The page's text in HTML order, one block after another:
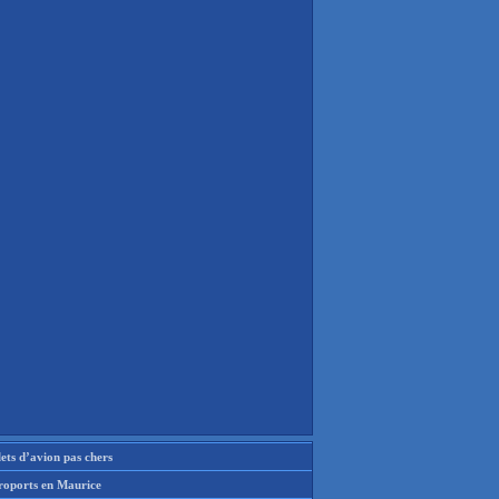
d’avion pas chers
en Maurice